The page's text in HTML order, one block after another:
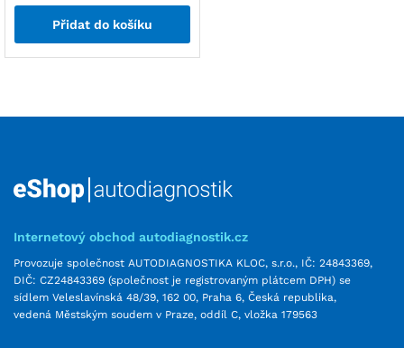
Přidat do košíku
Internetový obchod autodiagnostik.cz
Provozuje společnost AUTODIAGNOSTIKA KLOC, s.r.o., IČ: 24843369,
DIČ: CZ24843369 (společnost je registrovaným plátcem DPH) se
sídlem Veleslavínská 48/39, 162 00, Praha 6, Česká republika,
vedená Městským soudem v Praze, oddíl C, vložka 179563